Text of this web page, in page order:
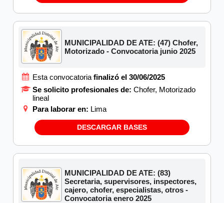
MUNICIPALIDAD DE ATE: (47) Chofer,
Motorizado - Convocatoria junio 2025
Esta convocatoria finalizó el 30/06/2025
Se solicito profesionales de: Chofer, Motorizado
lineal
Para laborar en: Lima
DESCARGAR BASES
MUNICIPALIDAD DE ATE: (83)
Secretaria, supervisores, inspectores,
cajero, chofer, especialistas, otros -
Convocatoria enero 2025